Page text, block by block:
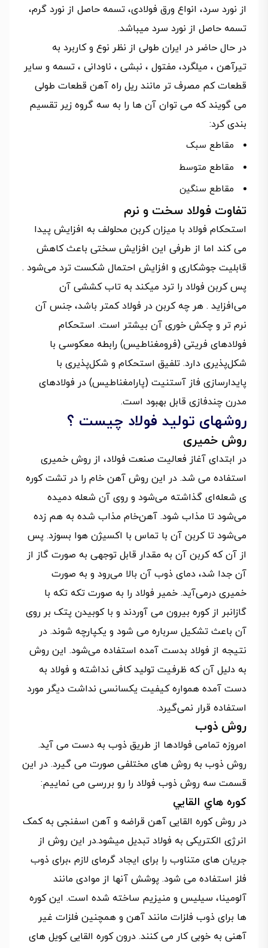
از نورد سرد، انواع ورق فولادی، تسمه حاصل از نورد گرم،
تسمه حاصل از نورد سرد میباشد.
در حال حاضر در ایران طولی از نظر نوع و کاربرد به
تیرآهن ، میلگرد، مفتول ، نبشی ، ناودانی ، تسمه و سایر
قطعات کم مصرف تر مانند ریل راه آهن قطعات طولی
می گویند که می توان آن ها را به سه گروه زیر تقسیم
بندی کرد:
مقاطع سبک
مقاطع متوسط
مقاطع سنگین
تفاوت فولاد سخت و نرم
استحکام فولاد با میزان کربن محلولف به افزایش پیدا
می کند اما از طرفی این افزایش سختی باعث کاهش
قابلیت جوشکاری و افزایش احتمال شکست ترد می‌شود .
پس کربن فولاد را ترد میکند به تاب کششی آن
می‌افزاید . هر چه کربن در فولاد کمتر باشد، جنس آن
نرم تر و چکش خوری آن بیشتر است. استحکام
فولادهای فریتی (فرومغناطیس) رابطه معکوسی با
شکل‌پذیری دارد. تلفیق استحکام و شکل‌پذیری با
پایدارسازی فاز آستنیت (پارامغناطیس) در فولادهای
مدرن چندفازی قابل بهبود است.
روشهای توليد فولاد چیست ؟
روش خمیری
در ابتدای آغاز فعالیت صنعت فولاد، از روش خمیری
استفاده می شد. در این روش آهن خام را در تشت کوره
ی شعله‌ای گذاشته می‌شود و روی آن شعله دمیده
می‌شود تا مذاب شود. آهن‌خام مذاب شده به هم زده
می‌شود تا کربن آن با تماس با اکسیژن هوا بسوزد. پس
از آن که کربن آن به مقدار قابل توجهی به صورت گاز از
آن جدا شد، دمای ذوب آن بالا می‌رود و به صورت
خمیری درمی‌آید. خمیر فولاد را به صورت تکه تکه با
گازانبر از کوره بیرون می آوردند و با کوبیدن پتک بر روی
آن باعث تشکیل سرباره می شود و یکپارچه شوند. در
نتیجه از فولاد بدست آمده ‌استفاده می‌شود. این روش
به دلیل آن که ظرفیت تولید کافی نداشته و فولاد به
دست آمده همواره کیفیت یکسانسی نداشت دیگر مورد
استفاده قرار نمی‌گیرد.
روش ذوب
امروزه تمامی فولادها از طریق ذوب به دست می آید.
روش ذوب به روش های مختلفی صورت می گیرد. در این
قسمت سه روش ذوب فولاد را رو بررسی می نماییم:
كوره هاي القايي
در روش کوره القایی آهن قراضه و آهن اسفنجی به کمک
انرژی الکتریکی به فولاد تبدیل میشود.در این روش از
جریان های متناوب را برای ایجاد گرمای لازم ،برای ذوب
فلز استفاده می شود. پوشش آنها از موادی مانند
آلومینا، سیلیس و منیزیم ساخته شده است. این کوره
ها برای ذوب فلزات مانند آهن و همچنین فلزات غیر
آهنی به خوبی کار می کنند. درون کوره القایی کویل های